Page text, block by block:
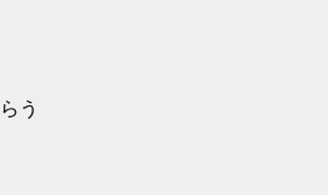
う